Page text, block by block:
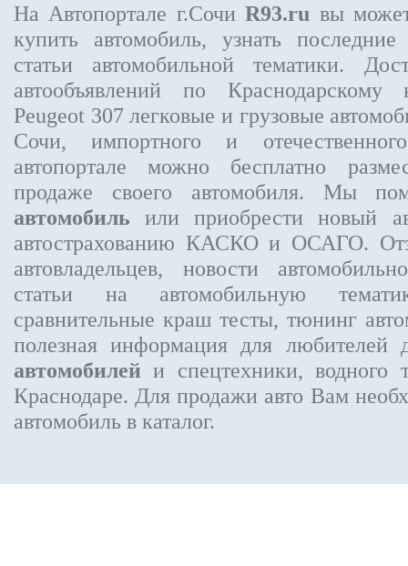
На Автопортале г.СочиR93.ru вы
купить автомобиль, узнать
статьи автомобильной тематики.
автообъявлений по
Peugeot 307легковые и грузовые
Сочи, импортного и
автопортале можно бесплатно
продаже своего автомобиля. Мы
автомобиль или приобрести новый
автострахованию КАСКО и ОСАГО.
автовладельцев, новости
статьи на автомобильную
сравнительные краш тесты, тюнинг
полезная информация для любителей
автомобилей и спецтехники, водного
Краснодаре. Для продажи авто Вам
автомобиль в каталог.